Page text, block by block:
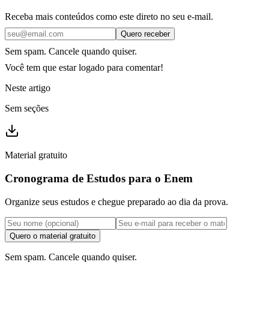
Receba mais conteúdos como este direto no seu e-mail.
Quero receber
Sem spam. Cancele quando quiser.
Você tem que estar logado para comentar!
Neste artigo
Sem seções
Material gratuito
Cronograma de Estudos para o Enem
Organize seus estudos e chegue preparado ao dia da prova.
Quero o material gratuito
Sem spam. Cancele quando quiser.